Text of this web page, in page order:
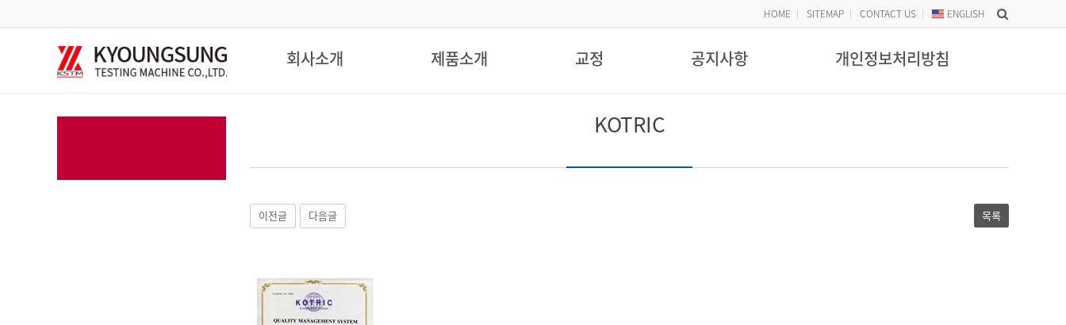
HOME SITEMAP CONTACT US ENGLISH
회사소개 제품소개 교정 공지사항 개인정보처리방침
KOTRIC
이전글 다음글 목록